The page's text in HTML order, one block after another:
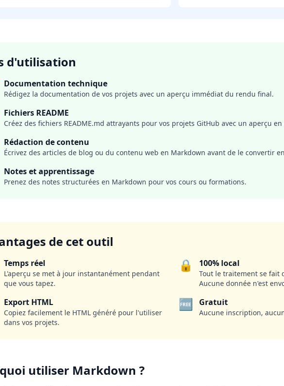
d'utilisation
Documentation technique
Rédigez la documentation de vos projets avec un aperçu immédiat du rendu final.
Fichiers README
Créez des fichiers README.md attrayants pour vos projets GitHub avec un aperçu
Rédaction de contenu
Écrivez des articles de blog ou du contenu web en Markdown avant de le convertir
Notes et apprentissage
Prenez des notes structurées en Markdown pour vos cours ou formations.
de cet outil
Temps réel
L'aperçu se met à jour instantanément pendant
que vous tapez.
🔒 100% local
Tout le traitement se fait
Aucune donnée n'est
Export HTML
Copiez facilement le HTML généré pour l'utiliser
dans vos projets.
🆓 Gratuit
Aucune inscription,
utiliser Markdown ?